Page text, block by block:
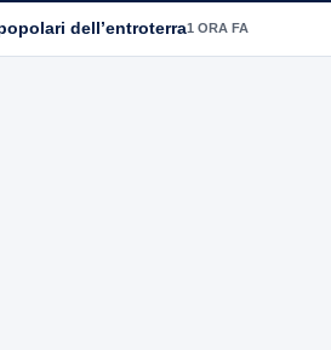
dell’entroterra1 ORA FA